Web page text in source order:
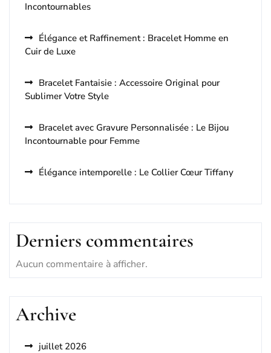
Incontournables
Élégance et Raffinement : Bracelet Homme en
Cuir de Luxe
Bracelet Fantaisie : Accessoire Original pour
Sublimer Votre Style
Bracelet avec Gravure Personnalisée : Le Bijou
Incontournable pour Femme
Élégance intemporelle : Le Collier Cœur Tiffany
Derniers commentaires
Aucun commentaire à afficher.
Archive
juillet 2026